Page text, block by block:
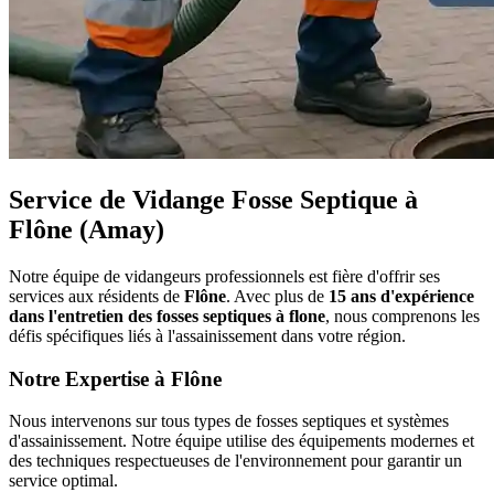
Service de Vidange Fosse Septique à
Flône (Amay)
Notre équipe de vidangeurs professionnels est fière d'offrir ses
services aux résidents de Flône. Avec plus de 15 ans d'expérience
dans l'entretien des fosses septiques à flone, nous comprenons les
défis spécifiques liés à l'assainissement dans votre région.
Notre Expertise à Flône
Nous intervenons sur tous types de fosses septiques et systèmes
d'assainissement. Notre équipe utilise des équipements modernes et
des techniques respectueuses de l'environnement pour garantir un
service optimal.